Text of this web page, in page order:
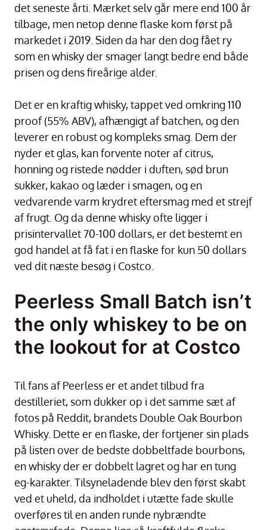
det seneste årti. Mærket selv går mere end 100 år
tilbage, men netop denne flaske kom først på
markedet i 2019. Siden da har den dog fået ry
som en whisky der smager langt bedre end både
prisen og dens fireårige alder.
Det er en kraftig whisky, tappet ved omkring 110
proof (55% ABV), afhængigt af batchen, og den
leverer en robust og kompleks smag. Dem der
nyder et glas, kan forvente noter af citrus,
honning og ristede nødder i duften, sød brun
sukker, kakao og læder i smagen, og en
vedvarende varm krydret eftersmag med et strejf
af frugt. Og da denne whisky ofte ligger i
prisintervallet 70-100 dollars, er det bestemt en
god handel at få fat i en flaske for kun 50 dollars
ved dit næste besøg i Costco.
Peerless Small Batch isn’t
the only whiskey to be on
the lookout for at Costco
Til fans af Peerless er et andet tilbud fra
destilleriet, som dukker op i det samme sæt af
fotos på Reddit, brandets Double Oak Bourbon
Whisky. Dette er en flaske, der fortjener sin plads
på listen over de bedste dobbeltfade bourbons,
en whisky der er dobbelt lagret og har en tung
eg-karakter. Tilsyneladende blev den først skabt
ved et uheld, da indholdet i utætte fade skulle
overføres til en anden runde nybrændte